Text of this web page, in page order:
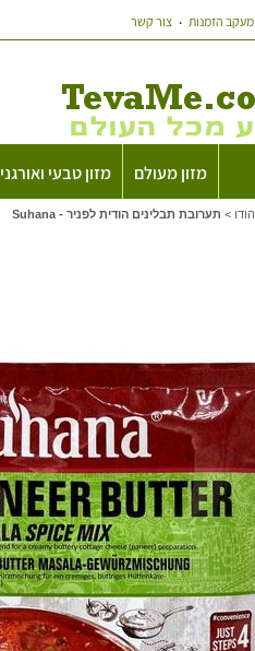
מעקב הזמנות צור קשר
מזון מעולם מזון טבעי ואורגני
הודו > תערובת תבלינים הודית לפניר - Suhana